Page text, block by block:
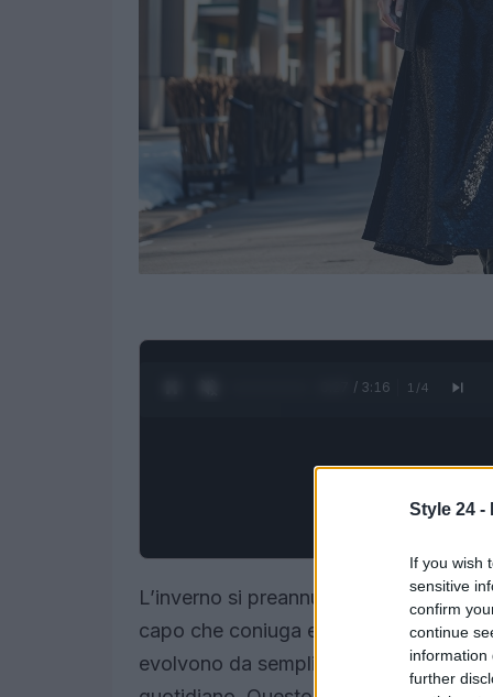
Style 24 -
If you wish
sensitive
confirm
continue
information
further
0:28 / 3:16 1 /4
L’inverno si preannuncia scintillante
capo che coniuga eleganza e
evolvono da semplice accessorio per